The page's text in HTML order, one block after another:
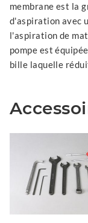
membrane est la
d'aspiration avec
l'aspiration de
pompe est
bille laquelle